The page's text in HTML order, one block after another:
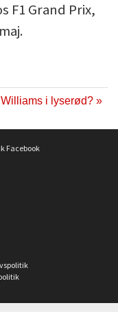
F1 Grand Prix,
Williams i lyserød? »
Facebook